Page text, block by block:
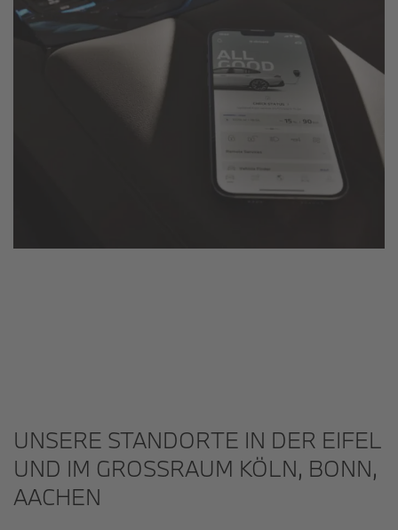
UNSERE STANDORTE IN DER EIFEL
UND IM GROSSRAUM KÖLN, BONN, A
ACHEN